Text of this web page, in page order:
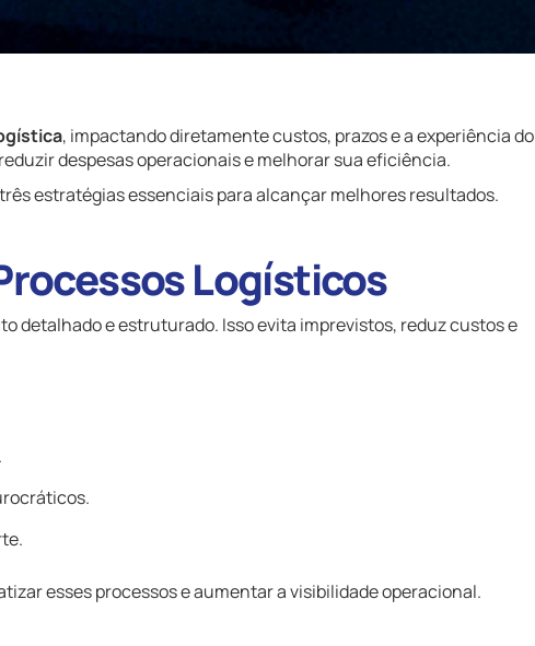
, impactando diretamente custos, prazos e a experiência do
despesas operacionais e melhorar sua eficiência.
estratégias essenciais para alcançar melhores resultados.
Logísticos
detalhado e estruturado. Isso evita imprevistos, reduz custos e
esses processos e aumentar a visibilidade operacional.